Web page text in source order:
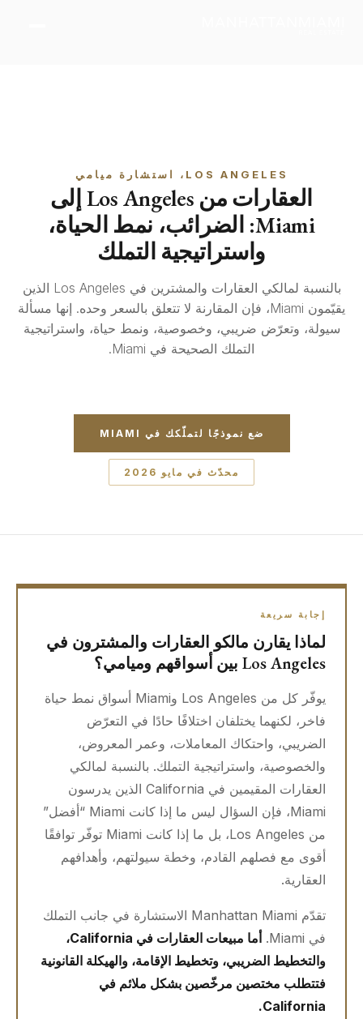
LOS ANGELES، استشارة ميامي
العقارات من Los Angeles إلى
Miami: الضرائب، نمط الحياة،
واستراتيجية التملك
بالنسبة لمالكي العقارات والمشترين في Los Angeles الذين
يقيّمون Miami، فإن المقارنة لا تتعلق بالسعر وحده. إنها مسألة
سيولة، وتعرّض ضريبي، وخصوصية، ونمط حياة، واستراتيجية
التملك الصحيحة في Miami.
ضع نموذجًا لتملّكك في MIAMI
محدّث في مايو 2026
إجابة سريعة
لماذا يقارن مالكو العقارات والمشترون في
Los Angeles بين أسواقهم وميامي؟
يوفّر كل من Los Angeles وMiami أسواق نمط حياة
فاخر، لكنهما يختلفان اختلافًا حادًا في التعرّض
الضريبي، واحتكاك المعاملات، وعمر المعروض،
والخصوصية، واستراتيجية التملك. بالنسبة لمالكي
العقارات المقيمين في California الذين يدرسون
Miami، فإن السؤال ليس ما إذا كانت Miami “أفضل”
من Los Angeles، بل ما إذا كانت Miami توفّر توافقًا
أقوى مع فصلهم القادم، وخطة سيولتهم، وأهدافهم
العقارية.
تقدّم Manhattan Miami الاستشارة في جانب التملك
في Miami.
أما مبيعات العقارات في California،
والتخطيط الضريبي، وتخطيط الإقامة، والهيكلة القانونية
فتتطلب مختصين مرخّصين بشكل ملائم في
California.